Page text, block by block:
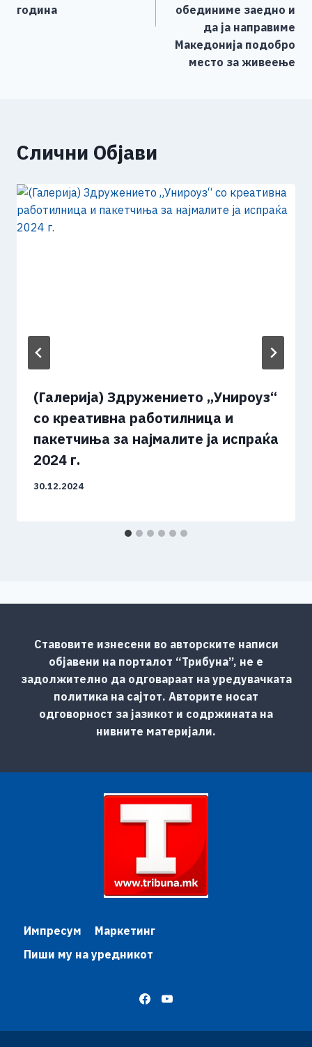
година
обединиме заедно и
да ја направиме
Македонија подобро
место за живеење
Слични Објави
(Галерија) Здружението „Унироуз“
со креативна работилница и
пакетчиња за најмалите ја испраќа
2024 г.
30.12.2024
Ставовите изнесени во авторските написи
објавени на порталот “Трибуна”, не е
задолжително да одговараат на уредувачката
политика на сајтот. Авторите носат
одговорност за јазикот и содржината на
нивните материјали.
Импресум
Маркетинг
Пиши му на уредникот